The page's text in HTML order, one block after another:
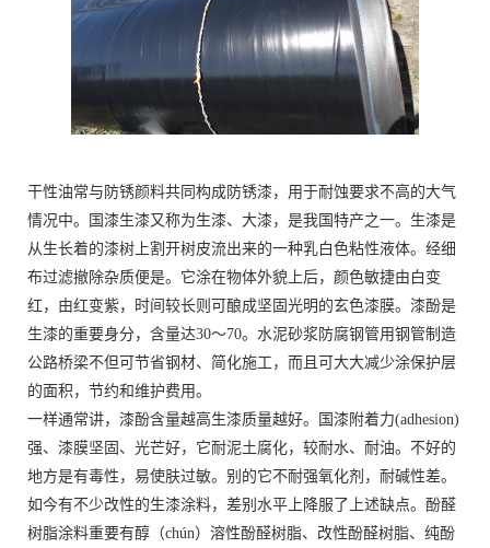
干性油常与防锈颜料共同构成防锈漆，用于耐蚀要求不高的大气
情况中。国漆生漆又称为生漆、大漆，是我国特产之一。生漆是
从生长着的漆树上割开树皮流出来的一种乳白色粘性液体。经细
布过滤撤除杂质便是。它涂在物体外貌上后，颜色敏捷由白变
红，由红变紫，时间较长则可酿成坚固光明的玄色漆膜。漆酚是
生漆的重要身分，含量达30～70。水泥砂浆防腐钢管用钢管制造
公路桥梁不但可节省钢材、简化施工，而且可大大减少涂保护层
的面积，节约和维护费用。
一样通常讲，漆酚含量越高生漆质量越好。国漆附着力(adhesion)
强、漆膜坚固、光芒好，它耐泥土腐化，较耐水、耐油。不好的
地方是有毒性，易使肤过敏。别的它不耐强氧化剂，耐碱性差。
如今有不少改性的生漆涂料，差别水平上降服了上述缺点。酚醛
树脂涂料重要有醇（chún）溶性酚醛树脂、改性酚醛树脂、纯酚